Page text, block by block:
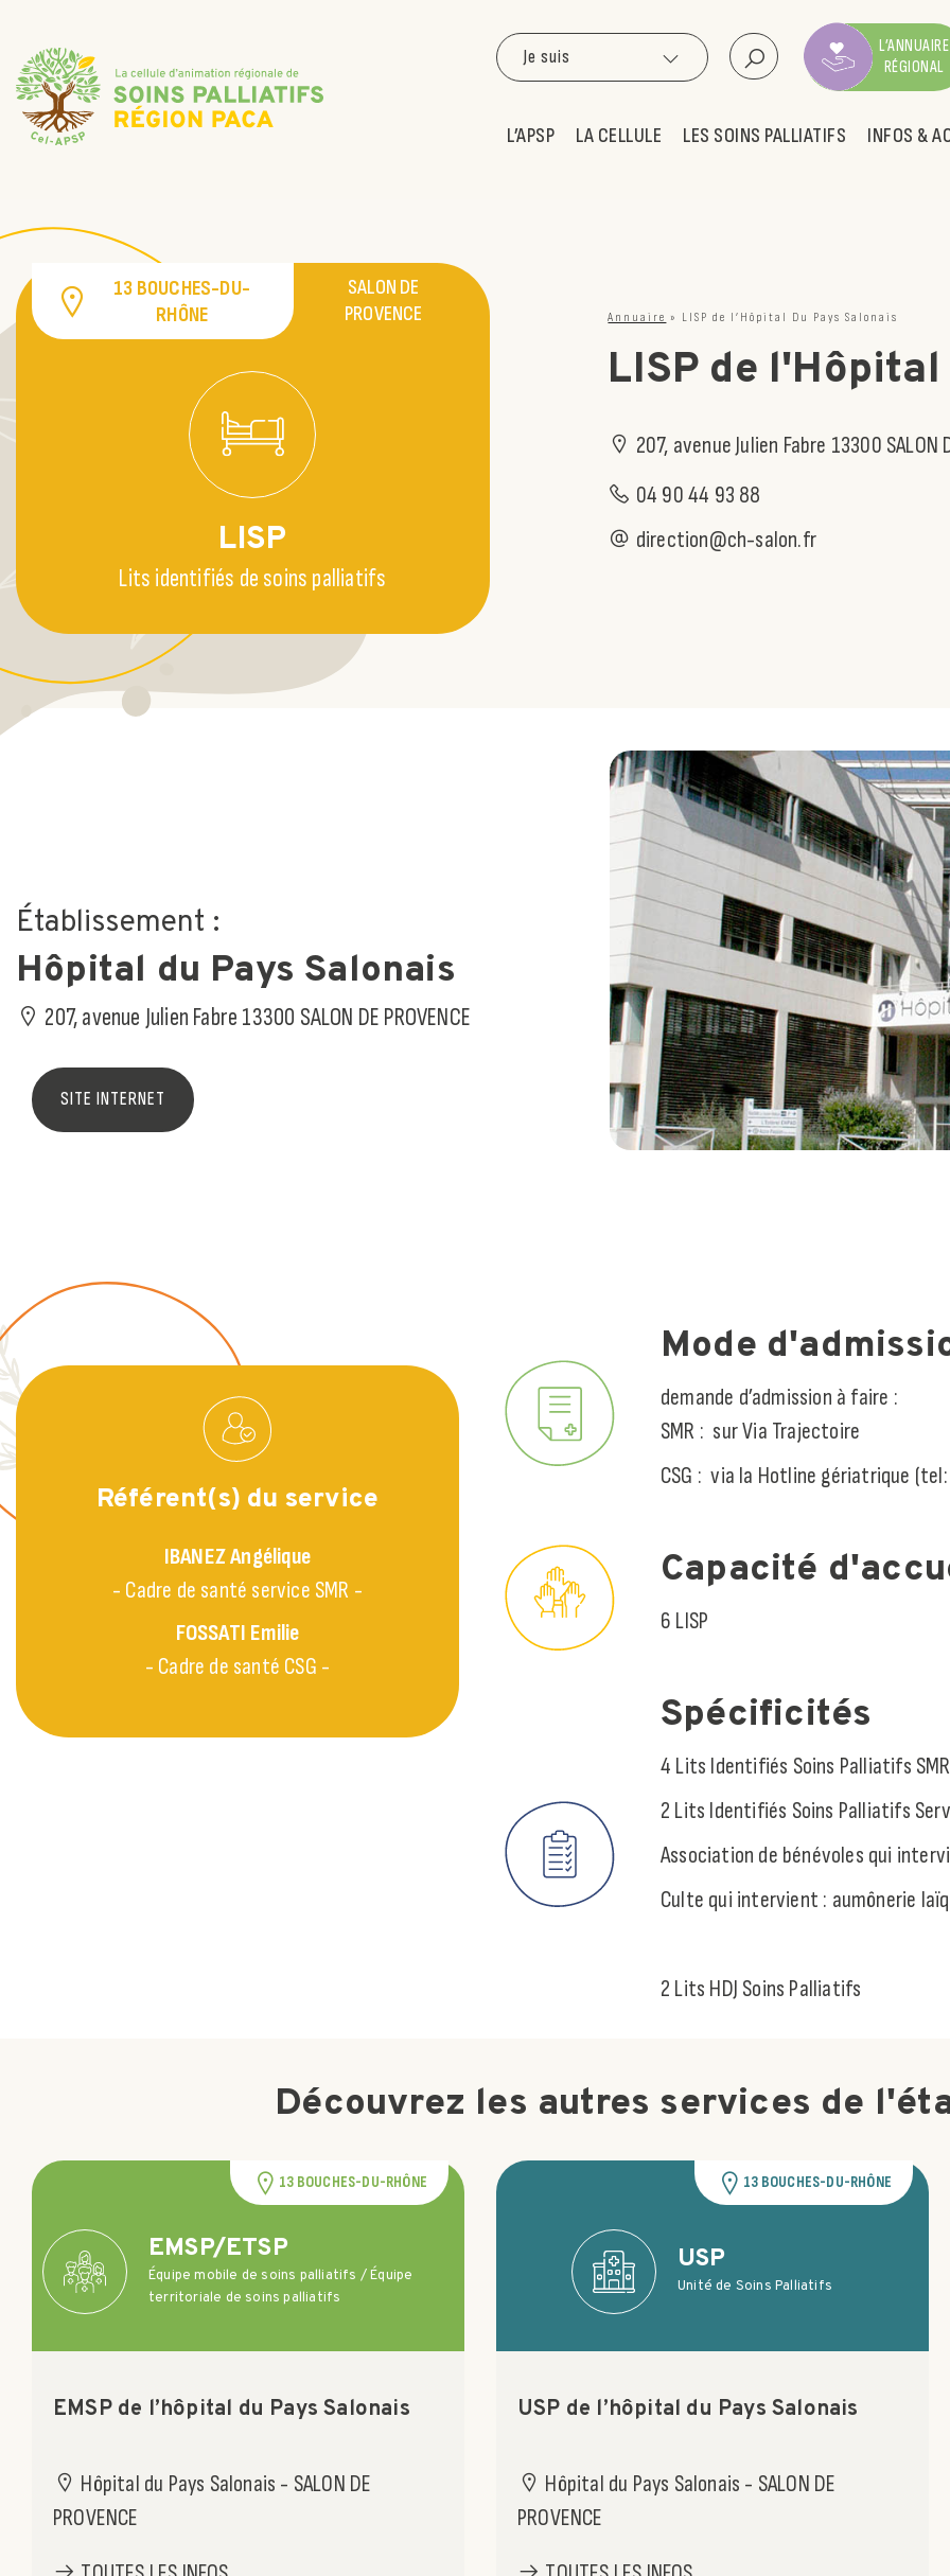
L’APSP LA CELLULE LES SOINS PALLIATIFS INFOS &
Je suis
L’ANNUAIRE
RÉGIONAL
13 BOUCHES-DU-
RHÔNE
SALON DE
PROVENCE
LISP
Lits identifiés de soins palliatifs
Annuaire » LISP de l’Hôpital Du Pays Salonais
LISP de
207, avenue Julien Fabre 13300 SALON
04 90 44 93 88
direction@ch-salon.fr
Établissement :
Hôpital du Pays Salonais
207, avenue Julien Fabre 13300 SALON DE PROVENCE
SITE INTERNET
Référent(s) du service
IBANEZAngélique
- Cadre de santé service SMR -
FOSSATI Emilie
- Cadre de santé CSG -
Mode
demande d’admission à faire :
SMR : sur Via Trajectoire
CSG : via la Hotline gériatrique
Capacité
6 LISP
Spécificités
4 Lits Identifiés Soins Palliatifs
2 Lits Identifiés Soins Palliatifs
Association de bénévoles qui
Culte qui intervient : aumônerie
2 Lits HDJ Soins Palliatifs
Découvrez les autres services de
13 BOUCHES-DU-RHÔNE
EMSP/ETSP
Équipe mobile de soins palliatifs / Équipe
territoriale de soins palliatifs
EMSP de l’hôpital du Pays Salonais
Hôpital du Pays Salonais - SALON DE
PROVENCE
13 BOUCHES-DU-RHÔNE
USP
Unité de Soins Palliatifs
USP de l’hôpital du Pays Salonais
Hôpital du Pays Salonais - SALON DE
PROVENCE